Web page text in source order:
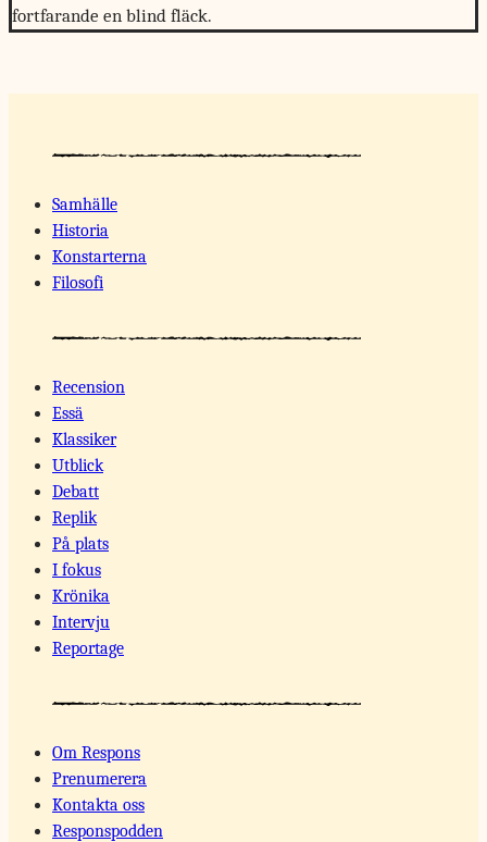
fortfarande en blind fläck.
Samhälle
Historia
Konstarterna
Filosofi
Recension
Essä
Klassiker
Utblick
Debatt
Replik
På plats
I fokus
Krönika
Intervju
Reportage
Om Respons
Prenumerera
Kontakta oss
Responspodden